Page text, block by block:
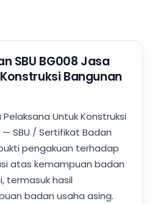
SBU BG008 Jasa
Bangunan
Pelaksana Untuk Konstruksi
SBU / Sertifikat Badan
pengakuan terhadap
atas kemampuan badan
termasuk hasil
badan usaha asing.